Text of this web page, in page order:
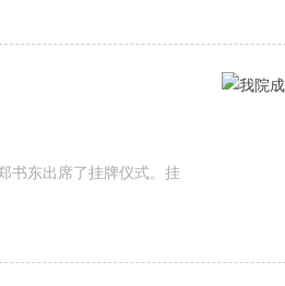
书东出席了挂牌仪式。挂